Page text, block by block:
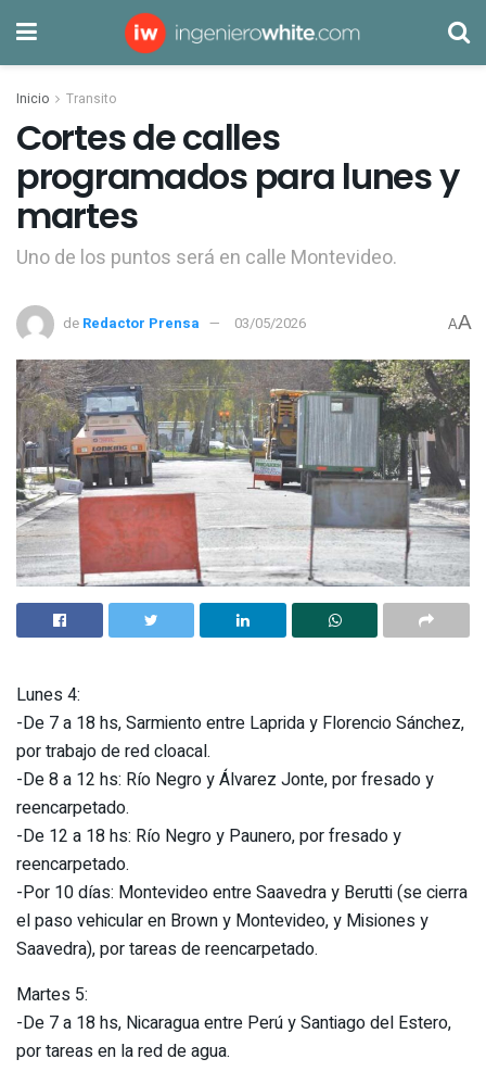
Inicio Transito
Cortes de calles
programados para lunes y
martes
Uno de los puntos será en calle Montevideo.
de Redactor Prensa 03/05/2026 AA
Lunes 4:
-De 7 a 18 hs, Sarmiento entre Laprida y Florencio Sánchez,
por trabajo de red cloacal.
-De 8 a 12 hs: Río Negro y Álvarez Jonte, por fresado y
reencarpetado.
-De 12 a 18 hs: Río Negro y Paunero, por fresado y
reencarpetado.
-Por 10 días: Montevideo entre Saavedra y Berutti (se cierra
el paso vehicular en Brown y Montevideo, y Misiones y
Saavedra), por tareas de reencarpetado.
Martes 5:
-De 7 a 18 hs, Nicaragua entre Perú y Santiago del Estero,
por tareas en la red de agua.